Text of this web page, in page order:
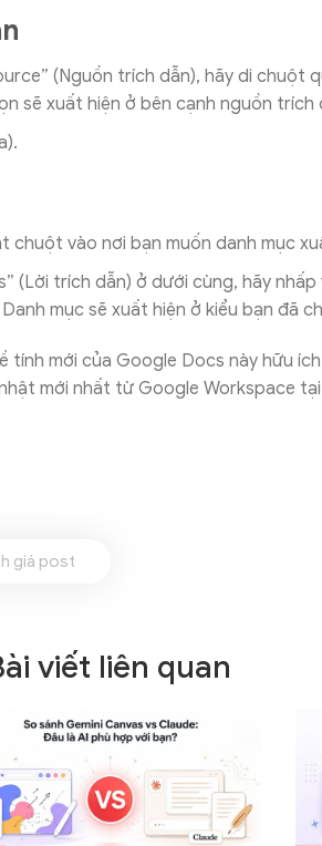
(Nguồn trích dẫn), hãy di chuột
sẽ xuất hiện ở bên cạnh nguồn trích
chuột vào nơi bạn muốn danh mục
(Lời trích dẫn) ở dưới cùng, hãy nhấp
mục sẽ xuất hiện ở kiểu bạn đã
tính mới của Google Docs này hữu
mới nhất từ Google Workspace tại
giá post
viết liên quan